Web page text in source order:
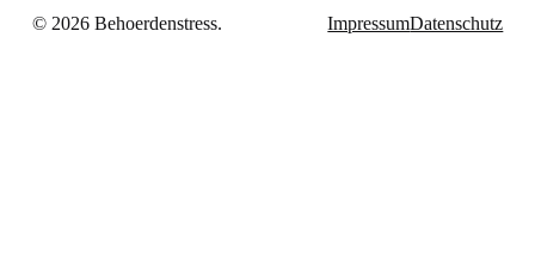
© 2026 Behoerdenstress. ImpressumDatenschutz